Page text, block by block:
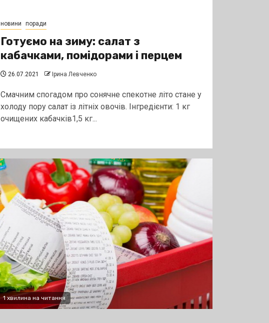
новини поради
Готуємо на зиму: салат з
кабачками, помідорами і перцем
26.07.2021 Ірина Левченко
Смачним спогадом про сонячне спекотне літо стане у
холоду пору салат із літніх овочів. Інгредієнти: 1 кг
очищених кабачків1,5 кг...
1 хвилина на читання